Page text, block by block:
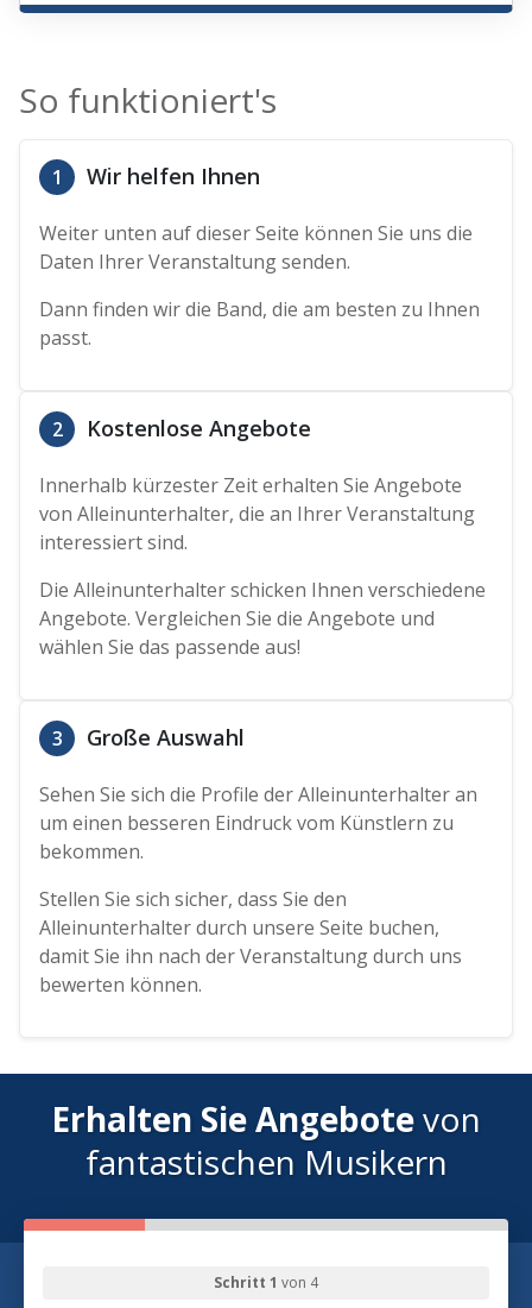
So funktioniert's
1 Wir helfen Ihnen
Weiter unten auf dieser Seite können Sie uns die
Daten Ihrer Veranstaltung senden.
Dann finden wir die Band, die am besten zu Ihnen
passt.
2 Kostenlose Angebote
Innerhalb kürzester Zeit erhalten Sie Angebote
von Alleinunterhalter, die an Ihrer Veranstaltung
interessiert sind.
Die Alleinunterhalter schicken Ihnen verschiedene
Angebote. Vergleichen Sie die Angebote und
wählen Sie das passende aus!
3 Große Auswahl
Sehen Sie sich die Profile der Alleinunterhalter an
um einen besseren Eindruck vom Künstlern zu
bekommen.
Stellen Sie sich sicher, dass Sie den
Alleinunterhalter durch unsere Seite buchen,
damit Sie ihn nach der Veranstaltung durch uns
bewerten können.
Erhalten Sie Angebotevon
fantastischen Musikern
Schritt 1 von 4